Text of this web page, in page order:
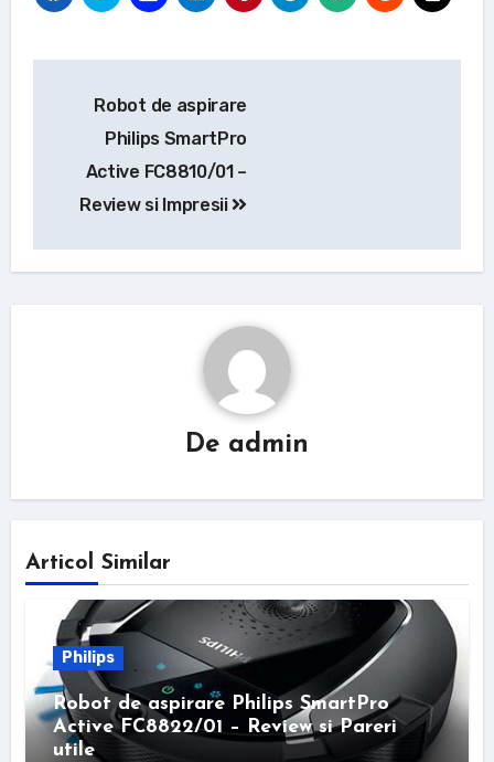
articole
Robot de aspirare
Philips SmartPro
Active FC8810/01 –
Review si Impresii
De admin
Articol Similar
Philips
Robot de aspirare Philips SmartPro
Active FC8822/01 – Review si Pareri
utile